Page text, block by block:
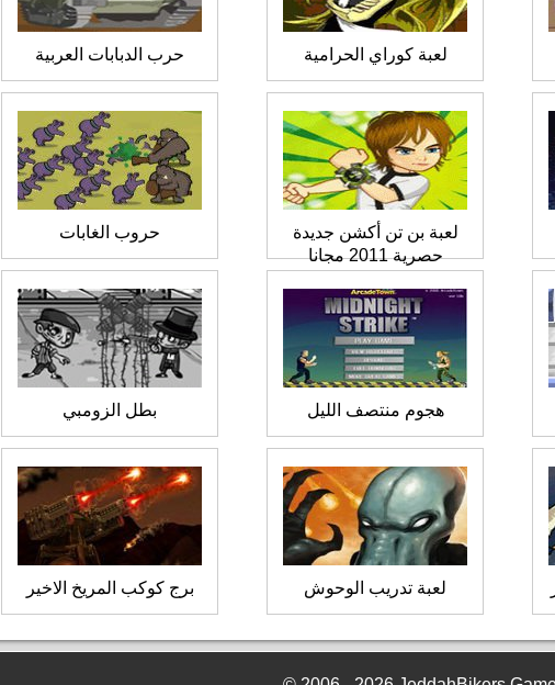
لعبة كوراي الحرامية حرب الدبابات العربية
لعبة بن تن أكشن جديدة
حصرية 2011 مجانا
حروب الغابات
هجوم منتصف الليل بطل الزومبي
لعبة تدريب الوحوش برج كوكب المريخ الاخير